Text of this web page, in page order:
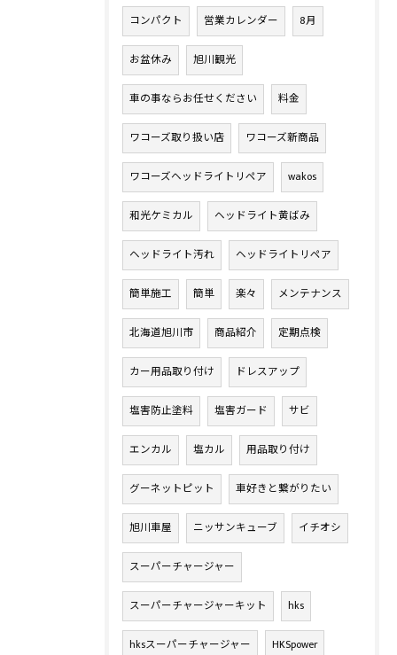
コンパクト 営業カレンダー 8月
お盆休み 旭川観光
車の事ならお任せください 料金
ワコーズ取り扱い店 ワコーズ新商品
ワコーズヘッドライトリペア wakos
和光ケミカル ヘッドライト黄ばみ
ヘッドライト汚れ ヘッドライトリペア
簡単施工 簡単 楽々 メンテナンス
北海道旭川市 商品紹介 定期点検
カー用品取り付け ドレスアップ
塩害防止塗料 塩害ガード サビ
エンカル 塩カル 用品取り付け
グーネットピット 車好きと繋がりたい
旭川車屋 ニッサンキューブ イチオシ
スーパーチャージャー
スーパーチャージャーキット hks
hksスーパーチャージャー HKSpower